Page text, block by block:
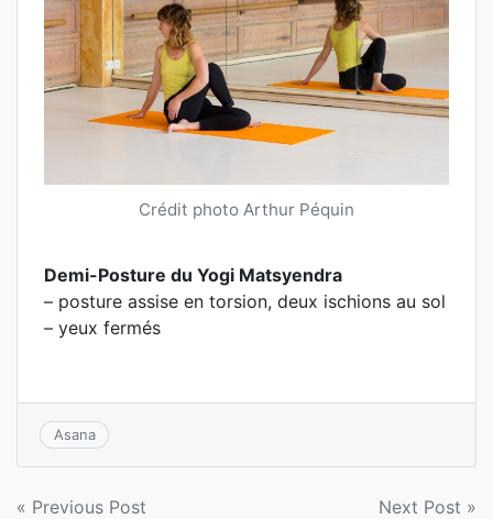
Crédit photo Arthur Péquin
Demi-Posture du Yogi Matsyendra
– posture assise en torsion, deux ischions au sol
– yeux fermés
Asana
« Previous Post Next Post »